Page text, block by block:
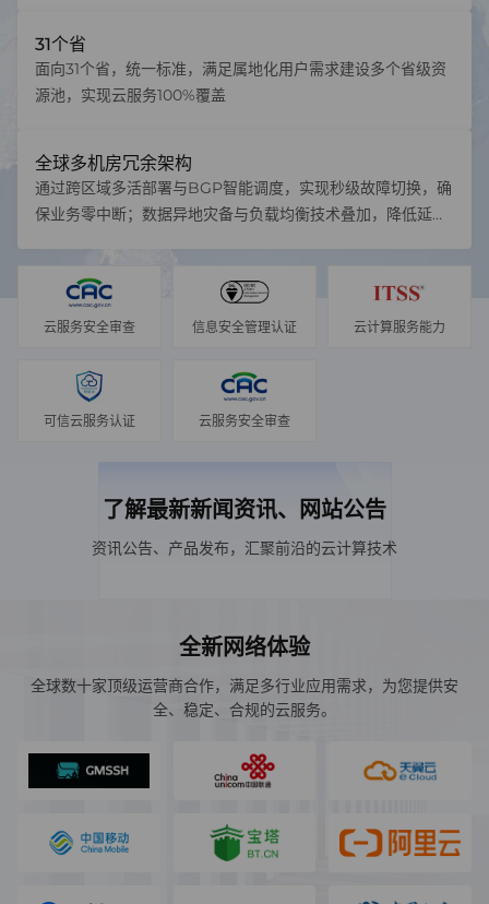
务稳定性，使客户无需自建机房即可快速拓展国际市场，真正
实现“一点接入，服务全球”的数字化转型赋能。
31个省
面向31个省，统一标准，满足属地化用户需求建设多个省级资
源池，实现云服务100%覆盖
全球多机房冗余架构
通过跨区域多活部署与BGP智能调度，实现秒级故障切换，确
保业务零中断；数据异地灾备与负载均衡技术叠加，降低延迟
力。
云服务安全审查 信息安全管理认证 云计算服务能力
可信云服务认证 云服务安全审查
了解最新新闻资讯、网站公告
资讯公告、产品发布，汇聚前沿的云计算技术
全新网络体验
全球数十家顶级运营商合作，满足多行业应用需求，为您提供安
全、稳定、合规的云服务。